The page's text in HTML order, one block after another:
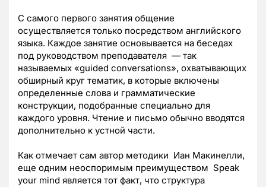
С самого первого занятия общение
осуществляется только посредством английского
языка. Каждое занятие основывается на беседах
под руководством преподавателя — так
называемых «guided conversations», охватывающих
обширный круг тематик, в которые включены
определенные слова и грамматические
конструкции, подобранные специально для
каждого уровня. Чтение и письмо обычно вводятся
дополнительно к устной части.
Как отмечает сам автор методики Иан Макинелли,
еще одним неоспоримым преимуществом Speak
your mind является тот факт, что структура